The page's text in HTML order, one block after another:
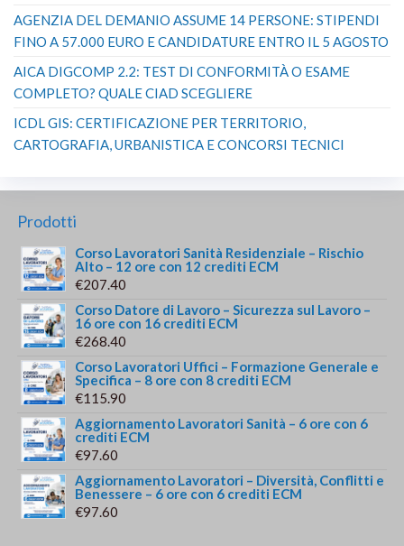
AGENZIA DEL DEMANIO ASSUME 14 PERSONE: STIPENDI
FINO A 57.000 EURO E CANDIDATURE ENTRO IL 5 AGOSTO
AICA DIGCOMP 2.2: TEST DI CONFORMITÀ O ESAME
COMPLETO? QUALE CIAD SCEGLIERE
ICDL GIS: CERTIFICAZIONE PER TERRITORIO,
CARTOGRAFIA, URBANISTICA E CONCORSI TECNICI
Prodotti
Corso Lavoratori Sanità Residenziale – Rischio
Alto – 12 ore con 12 crediti ECM
€207.40
Corso Datore di Lavoro – Sicurezza sul Lavoro –
16 ore con 16 crediti ECM
€268.40
Corso Lavoratori Uffici – Formazione Generale e
Specifica – 8 ore con 8 crediti ECM
€115.90
Aggiornamento Lavoratori Sanità – 6 ore con 6
crediti ECM
€97.60
Aggiornamento Lavoratori – Diversità, Conflitti e
Benessere – 6 ore con 6 crediti ECM
€97.60